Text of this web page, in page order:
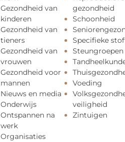
Gezondheid van
kinderen
Gezondheid van
tieners
Gezondheid van
vrouwen
Gezondheid voor
mannen
Nieuws en media
Onderwijs
Ontspannen na
werk
Organisaties
gezondheid
Schoonheid
Specifieke
Steungroepen
Voeding
veiligheid
Zintuigen